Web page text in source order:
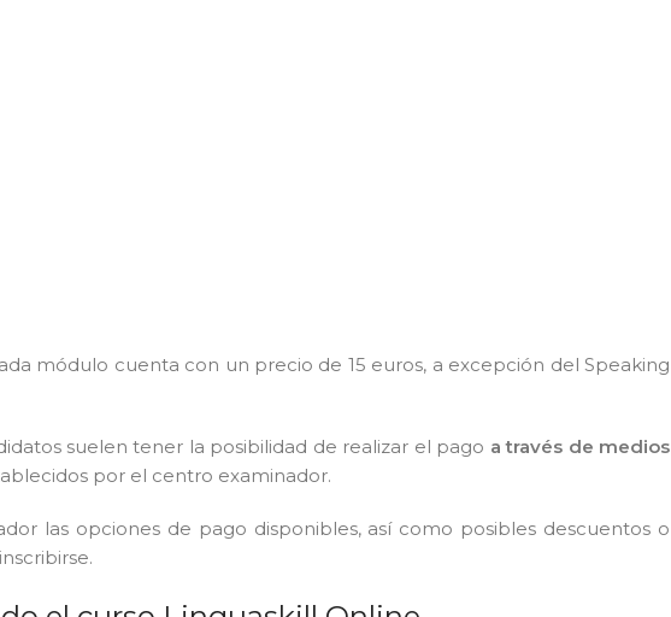
módulo cuenta con un precio de 15 euros, a excepción del Speaking
suelen tener la posibilidad de realizar el pago a través de medios
por el centro examinador.
las opciones de pago disponibles, así como posibles descuentos o